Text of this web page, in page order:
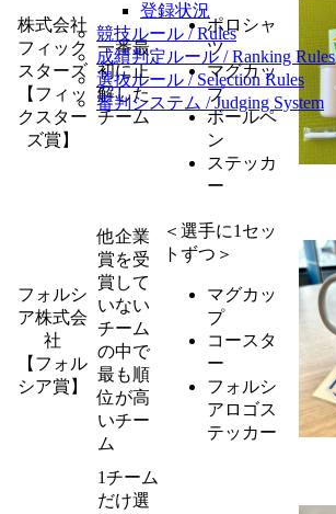
登録状況
競技ルール / Rules
成績判定ルール / Ranking Rules
選抜ルール / Selection Rules
審判システム / Judging System
株式会社
フィック
スターズ
【フィッ
クスター
ズ賞】
一番最
初に正
解した
チーム
ポロシャ
ツ
マグカッ
プ
ボールペ
ン
ステッカ
ー
フォルシ
ア株式会
社
【フォル
シア賞】
他企業
賞を受
賞して
いない
チーム
の中で
最も順
位が高
いチー
ム
＜選手に1セッ
トずつ＞
マグカッ
プ
コースタ
ー
フォルシ
アロゴス
テッカー
1チーム
だけ選